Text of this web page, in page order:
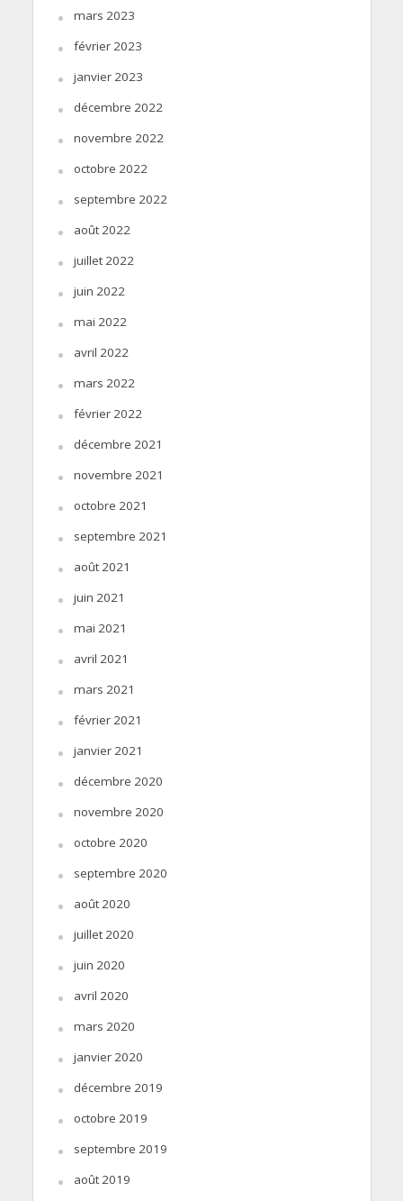
mars 2023
février 2023
janvier 2023
décembre 2022
novembre 2022
octobre 2022
septembre 2022
août 2022
juillet 2022
juin 2022
mai 2022
avril 2022
mars 2022
février 2022
décembre 2021
novembre 2021
octobre 2021
septembre 2021
août 2021
juin 2021
mai 2021
avril 2021
mars 2021
février 2021
janvier 2021
décembre 2020
novembre 2020
octobre 2020
septembre 2020
août 2020
juillet 2020
juin 2020
avril 2020
mars 2020
janvier 2020
décembre 2019
octobre 2019
septembre 2019
août 2019